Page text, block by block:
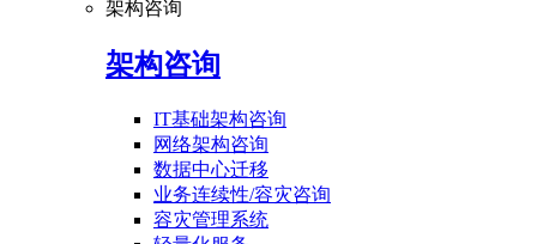
架构咨询
架构咨询
IT基础架构咨询
网络架构咨询
数据中心迁移
业务连续性/容灾咨询
容灾管理系统